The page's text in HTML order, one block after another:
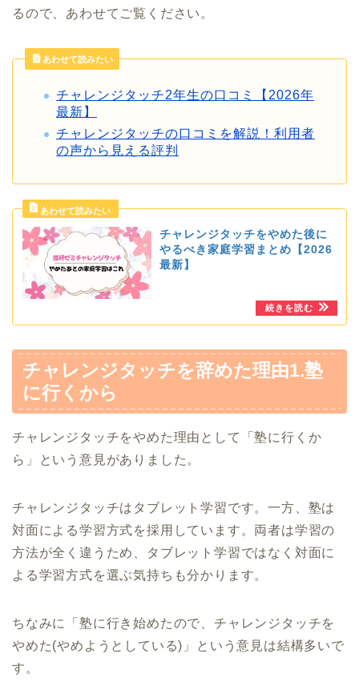
るので、あわせてご覧ください。
あわせて読みたい
チャレンジタッチ2年生の口コミ【2026年
最新】
チャレンジタッチの口コミを解説！利用者
の声から見える評判
チャレンジタッチをやめた後に
やるべき家庭学習まとめ【2026
最新】
チャレンジタッチを辞めた理由1.塾
に行くから
チャレンジタッチをやめた理由として「塾に行くか
ら」という意見がありました。
チャレンジタッチはタブレット学習です。一方、塾は
対面による学習方式を採用しています。両者は学習の
方法が全く違うため、タブレット学習ではなく対面に
よる学習方式を選ぶ気持ちも分かります。
ちなみに「塾に行き始めたので、チャレンジタッチを
やめた(やめようとしている)」という意見は結構多いで
す。